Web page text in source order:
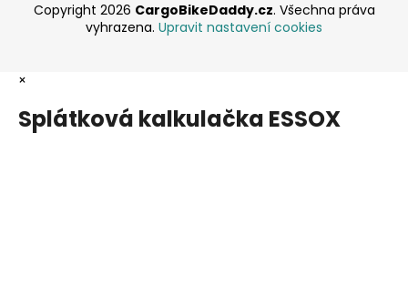
Copyright 2026 CargoBikeDaddy.cz. Všechna práva
vyhrazena. Upravit nastavení cookies
×
Splátková kalkulačka ESSOX